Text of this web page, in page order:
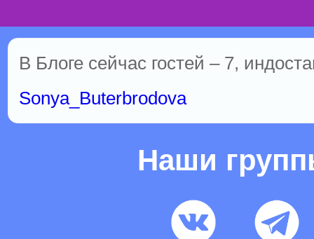
В Блоге сейчас гостей – 7,
Sonya_Buterbrodova
Наши